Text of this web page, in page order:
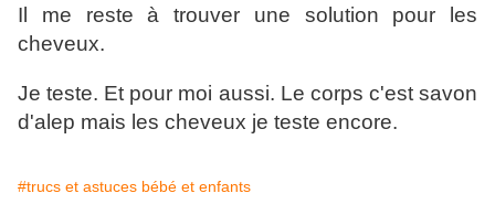
Il me reste à trouver une solution pour les
cheveux.
Je teste. Et pour moi aussi. Le corps c'est savon
d'alep mais les cheveux je teste encore.
#trucs et astuces bébé et enfants